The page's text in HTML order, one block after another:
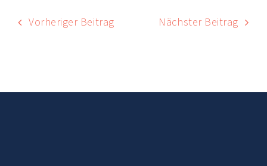
Vorheriger Beitrag Nächster Beitrag